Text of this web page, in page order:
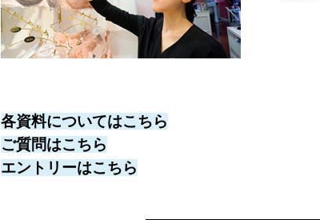
各資料についてはこちら
ご質問はこちら
エントリーはこちら